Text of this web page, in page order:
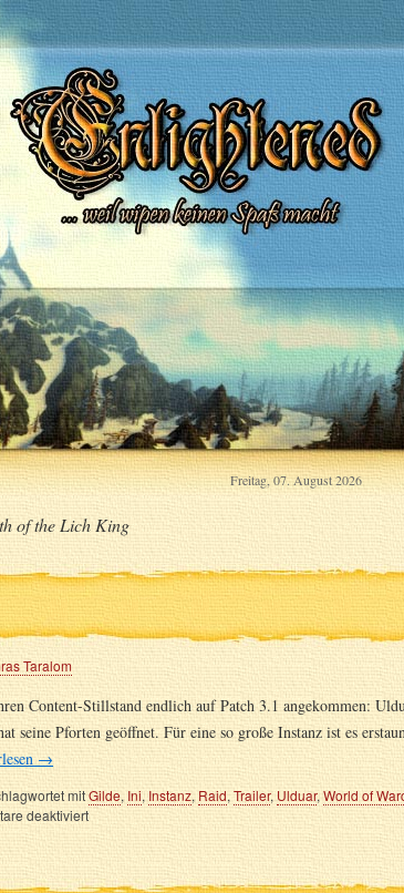
Freitag, 07. August 2026
of the Lich King
Taralom
Content-Stillstand endlich auf Patch 3.1 angekommen:
seine Pforten geöffnet. Für eine so große Instanz ist es
→
mitGilde, Ini, Instanz, Raid, Trailer, Ulduar,World of
deaktiviert